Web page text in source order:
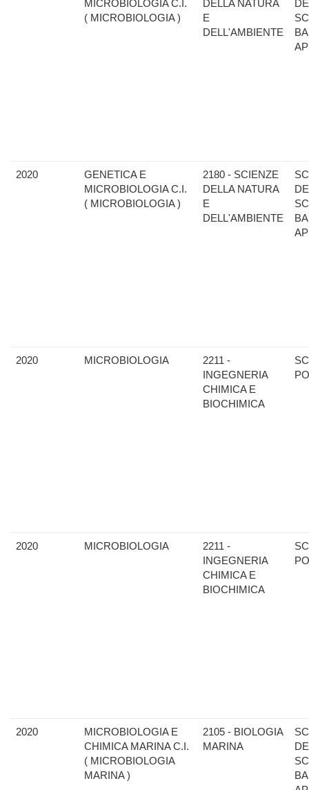
MICROBIOLOGIA C.I.
( MICROBIOLOGIA )
DELLA NATURA
E
DELL'AMBIENTE
2020
GENETICA E
MICROBIOLOGIA C.I.
( MICROBIOLOGIA )
2180 - SCIENZE
DELLA NATURA
E
DELL'AMBIENTE
2020 MICROBIOLOGIA
2211 -
INGEGNERIA
CHIMICA E
BIOCHIMICA
2020 MICROBIOLOGIA
2211 -
INGEGNERIA
CHIMICA E
BIOCHIMICA
2020
MICROBIOLOGIA E
CHIMICA MARINA C.I.
( MICROBIOLOGIA
MARINA )
2105 - BIOLOGIA
MARINA